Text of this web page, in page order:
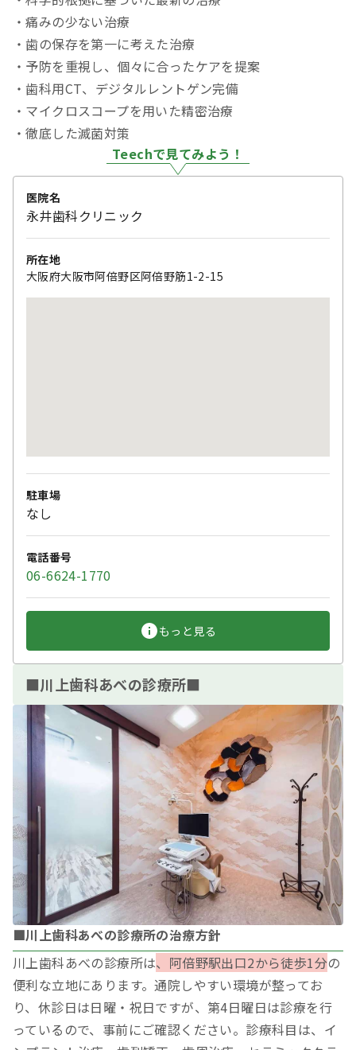
・痛みの少ない治療
・歯の保存を第一に考えた治療
・予防を重視し、個々に合ったケアを提案
・歯科用CT、デジタルレントゲン完備
・マイクロスコープを用いた精密治療
・徹底した滅菌対策
Teechで見てみよう！
医院名
永井歯科クリニック
所在地
大阪府大阪市阿倍野区阿倍野筋1-2-15
駐車場
なし
電話番号
06-6624-1770
もっと見る
■川上歯科あべの診療所■
■川上歯科あべの診療所の治療方針
川上歯科あべの診療所は、阿倍野駅出口2から徒歩1分の
便利な立地にあります。通院しやすい環境が整ってお
り、休診日は日曜・祝日ですが、第4日曜日は診療を行
っているので、事前にご確認ください。診療科目は、イ